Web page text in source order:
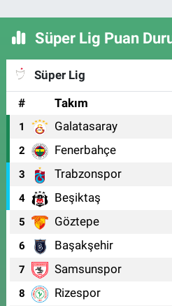
Süper Lig Puan
Süper Lig
#
Takım
1 Galatasaray
2 Fenerbahçe
3 Trabzonspor
4 Beşiktaş
5 Göztepe
6 Başakşehir
7 Samsunspor
8 Rizespor